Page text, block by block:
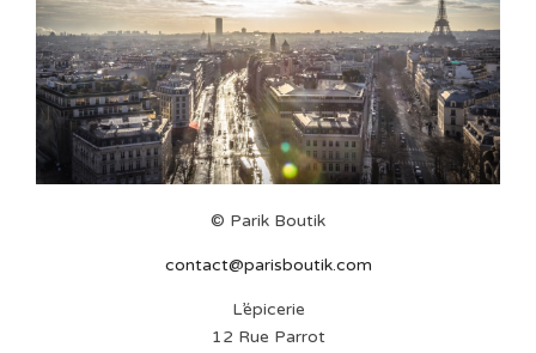
© Parik Boutik
contact@parisboutik.com
L’épicerie
12 Rue Parrot